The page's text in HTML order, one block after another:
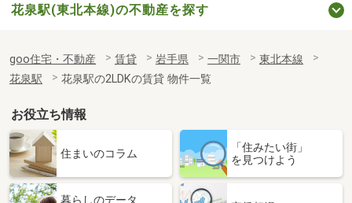
花泉駅(東北本線)の不動産を探す
goo住宅・不動産 賃貸 岩手県 一関市
東北本線
花泉駅
花泉駅の2LDKの賃貸 物件一覧
お役立ち情報
住まいのコラム
「住みたい街」
を見つけよう
暮らしのデータ